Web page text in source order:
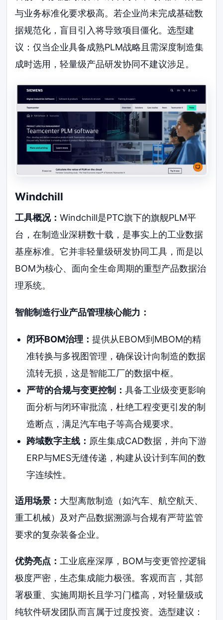
与业务标准化要求极高。若企业尚未完成基础数
据规范化，盲目引入将导致项目僵化。选型建
议：仅当企业具备成熟PLM战略且需深度制造集
成时选用，轻量级产品研发协同不建议涉足。
Windchill
工具概况：Windchill是PTC旗下的旗舰PLM平
台，在制造业深耕数十载，是事实上的工业数据
基座标准。它并非轻量级研发协同工具，而是以
BOM为核心、面向全生命周期的重型产品数据治
理系统。
智能制造行业产品管理核心能力：
闭环BOM治理： 提供从EBOM到MBOM的精
准转换与多视图管理，确保设计向制造的数据
流转无损，这是智能工厂的数据中枢。
严苛的合规与变更控制： 具备工业级变更影响
面分析与闭环审批流，杜绝工程变更引发的制
造断点，满足汽车电子等高合规要求。
跨域数字主线： 原生集成CAD数据，并向下游
ERP与MES无缝传递，构建从设计到车间的数
字连续性。
适用场景： 大型离散制造（如汽车、航空航天、
重工机械）及对产品数据溯源与合规有严苛监管
要求的复杂装备企业。
优势亮点：工业底座深厚，BOM与变更管控逻辑
极度严密，生态集成能力极强。客观而言，其部
署极重、实施周期长且学习门槛高，对轻量级或
纯软件研发团队而言属于过度投资。选型建议：